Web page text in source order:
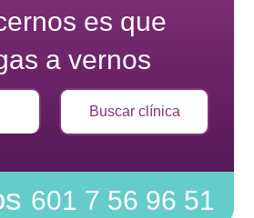
es que
a vernos
Buscar clínica
601 7 56 96 51